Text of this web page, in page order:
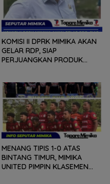
KOMISI II DPRK MIMIKA AKAN
GELAR RDP, SIAP
PERJUANGKAN PRODUK
PT PANGANSARI
MENANG TIPIS 1-0 ATAS
BINTANG TIMUR, MIMIKA
UNITED PIMPIN KLASEMEN